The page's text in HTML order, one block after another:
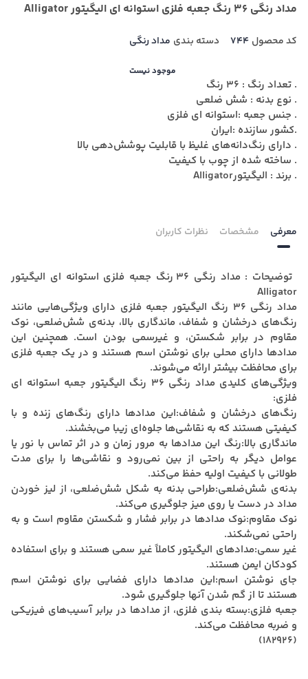
مداد رنگی 36 رنگ جعبه فلزی استوانه ای الیگیتور Alligator
کد محصول 744 دسته بندی مداد رنگی
موجود نیست
. تعداد رنگ : 36 رنگ
. نوع بدنه : شش ضلعی
. جنس جعبه :استوانه ای فلزی
.کشور سازنده :ایران
. دارای رنگ‌دانه‌های غلیظ با قابلیت پوشش‌دهی بالا
. ساخته شده از چوب با کیفیت
. برند : الیگیتورAlligator
معرفی مشخصات نظرات کاربران
توضیحات : مداد رنگی 36 رنگ جعبه فلزی استوانه ای الیگیتور
Alligator
مداد رنگی 36 رنگ الیگیتور جعبه
فلزی دارای ویژگی‌هایی مانند
رنگ‌های درخشان و شفاف، ماندگاری بالا، بدنه‌ی شش‌ضلعی، نوک
مقاوم در برابر شکستن، و غیرسمی بودن است.همچنین این
مدادها دارای محلی برای نوشتن اسم هستند و در یک جعبه فلزی
برای محافظت بیشتر ارائه می‌شوند.
ویژگی‌های کلیدی مداد رنگی 36 رنگ الیگیتور جعبه استوانه ای
فلزی:
رنگ‌های درخشان و شفاف:این مدادها دارای رنگ‌های زنده و با
کیفیتی هستند که به نقاشی‌ها جلوه‌ای زیبا می‌بخشند.
ماندگاری بالا:رنگ این مدادها به مرور زمان و در اثر تماس با نور یا
عوامل دیگر به راحتی از بین نمی‌رود و نقاشی‌ها را برای مدت
طولانی با کیفیت اولیه حفظ می‌کند.
بدنه‌ی شش‌ضلعی:طراحی بدنه به شکل شش‌ضلعی، از لیز خوردن
مداد در دست یا روی میز جلوگیری می‌کند.
نوک مقاوم:نوک مدادها در برابر فشار و شکستن مقاوم است و به
راحتی نمی‌شکند.
غیر سمی:مدادهای الیگیتور کاملاً غیر سمی هستند و برای استفاده
کودکان ایمن هستند.
جای نوشتن اسم:این مدادها دارای فضایی برای نوشتن اسم
هستند تا از گم شدن آنها جلوگیری شود.
جعبه فلزی:بسته بندی فلزی، از مدادها در برابر آسیب‌های فیزیکی
و ضربه محافظت می‌کند.
(182926)